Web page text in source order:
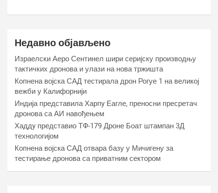
Недавно објављено
Израелски Аеро Сентинел шири серијску производњу
тактичких дронова и улази на нова тржишта
Копнена војска САД тестирала дрон Рогуе 1 на великој
вежби у Калифорнији
Индија представила Харпy Еагле, преносни пресретач
дронова са АИ навођењем
Хаддy представио ТФ-179 Дроне Боат штампан 3Д
технологијом
Копнена војска САД отвара базу у Мичигену за
тестирање дронова са приватним сектором